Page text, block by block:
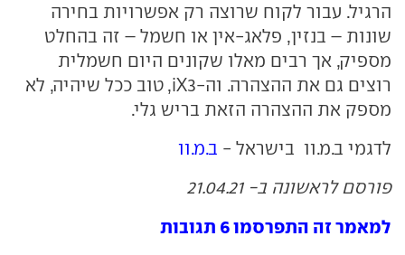
הרגיל. עבור לקוח שרוצה רק אפשרויות בחירה
שונות – בנזין, פלאג-אין או חשמל – זה בהחלט
מספיק, אך רבים מאלו שקונים היום חשמלית
רוצים גם את ההצהרה. וה-iX3, טוב ככל שיהיה, לא
מספק את ההצהרה הזאת בריש גלי.
לדגמי ב.מ.וו בישראל - ב.מ.וו
פורסם לראשונה ב- 21.04.21
למאמר זה התפרסמו 6 תגובות